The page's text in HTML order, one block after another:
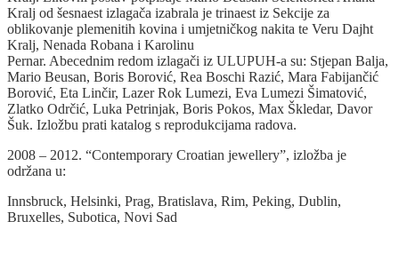
Kralj od šesnaest izlagača izabrala je trinaest iz Sekcije za
oblikovanje plemenitih kovina i umjetničkog nakita te Veru Dajht
Kralj, Nenada Robana i Karolinu
Pernar. Abecednim redom izlagači iz ULUPUH-a su: Stjepan Balja,
Mario Beusan, Boris Borović, Rea Boschi Razić, Mara Fabijančić
Borović, Eta Linčir, Lazer Rok Lumezi, Eva Lumezi Šimatović,
Zlatko Odrčić, Luka Petrinjak, Boris Pokos, Max Škledar, Davor
Šuk. Izložbu prati katalog s reprodukcijama radova.
2008 – 2012. “Contemporary Croatian jewellery”, izložba je
održana u:
Innsbruck, Helsinki, Prag, Bratislava, Rim, Peking, Dublin,
Bruxelles, Subotica, Novi Sad